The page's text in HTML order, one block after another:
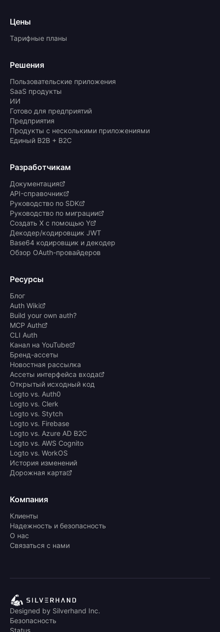
Цены
Тарифные планы
Решения
Пользовательские приложения
SaaS продукты
ИИ
Готово для предприятий
Предприятия
Продукты с несколькими приложениями
Единый B2B + B2C
Разработчикам
Документация
API-справочник
Руководство по SDK
Руководство по миграции
Создать X с помощью Y
Декодер/кодировщик JWT
Base64 кодировщик и декодер
Обзор OAuth-провайдеров
Ресурсы
Блог
Auth Wiki
Build your own auth?
MCP Auth
CLI Auth
Канал на YouTube
Бренд-ассеты
Новостная рассылка
Ассеты интерфейса входа
Открытый исходный код
Logto vs. Auth0
Logto vs. Clerk
Logto vs. Stytch
Logto vs. Firebase
Logto vs. Azure AD B2C
Logto vs. AWS Cognito
Logto vs. WorkOS
История изменений
Дорожная карта
Компания
Клиенты
Надежность и безопасность
О нас
Связаться с нами
Designed by Silverhand Inc.
Безопасность